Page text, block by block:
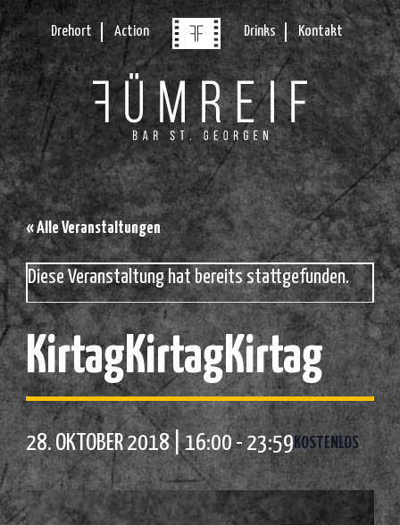
Drehort Action Drinks Kontakt
« Alle Veranstaltungen
Diese Veranstaltung hat bereits stattgefunden.
KirtagKirtagKirtag
28. OKTOBER 2018 | 16:00-23:59KOSTENLOS